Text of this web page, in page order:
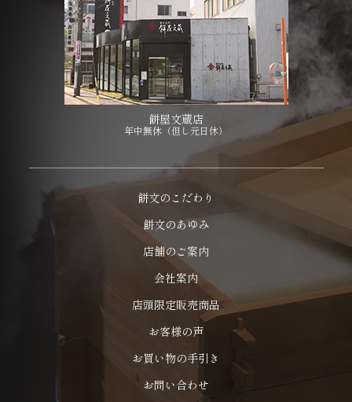
餅屋文蔵店
年中無休（但し元日休）
餅文のこだわり
餅文のあゆみ
店舗のご案内
会社案内
店頭限定販売商品
お客様の声
お買い物の手引き
お問い合わせ